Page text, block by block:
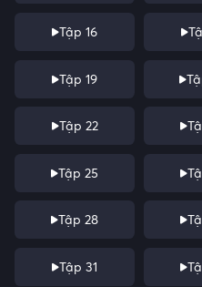
Tập 16
Tập 19
Tập 22
Tập 25
Tập 28
Tập 31